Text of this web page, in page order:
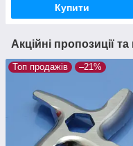
Купити
Акційні пропозиції
Топ продажів –21%